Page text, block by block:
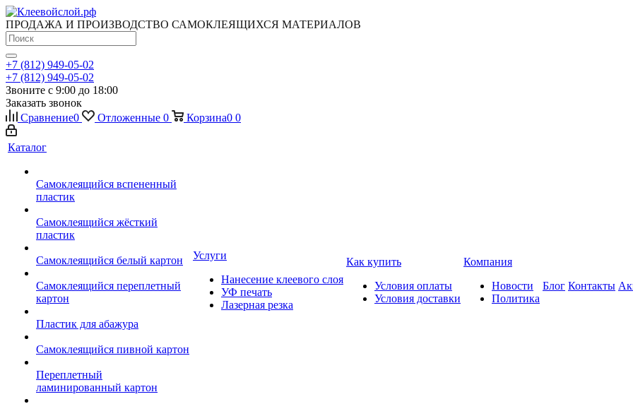
ПРОДАЖА И ПРОИЗВОДСТВО САМОКЛЕЯЩИХСЯ МАТЕРИАЛОВ
+7 (812) 949-05-02
+7 (812) 949-05-02
Звоните с 9:00 до 18:00
Заказать звонок
Сравнение0 Отложенные 0 Корзина0 0
Каталог
Самоклеящийся вспененный
пластик
Самоклеящийся жёсткий
пластик
Самоклеящийся белый картон
Самоклеящийся переплетный
картон
Пластик для абажура
Самоклеящийся пивной картон
Переплетный
ламинированный картон
Услуги
Нанесение клеевого слоя
УФ печать
Лазерная резка
Как купить
Условия оплаты
Условия доставки
Компания
Новости
Политика
Блог Контакты